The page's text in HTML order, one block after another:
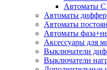
Автоматы
Автоматы
Автоматы
Автоматы
Аксессуары для
Выключатели
Выключатели